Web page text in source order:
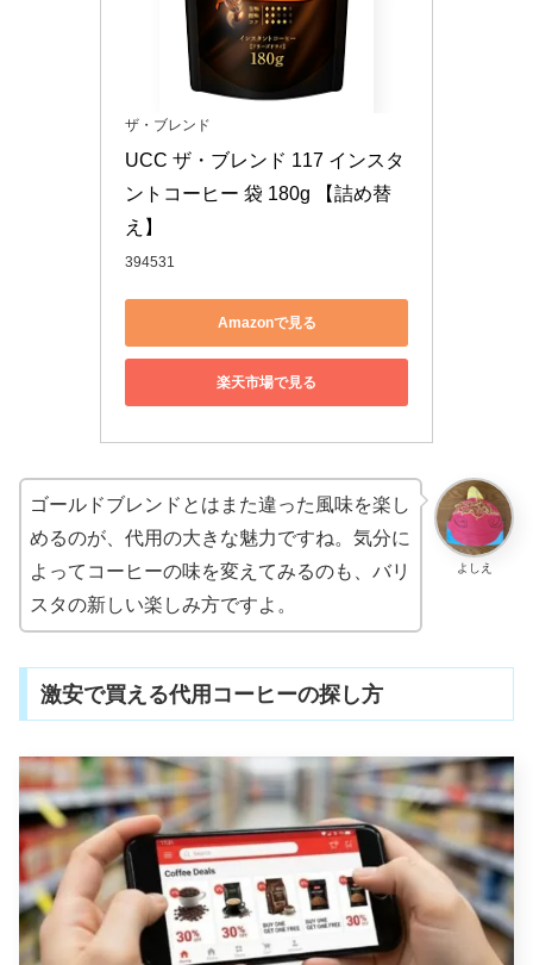
ザ・ブレンド
UCC ザ・ブレンド 117 インスタ
ントコーヒー 袋 180g 【詰め替
え】
394531
Amazonで見る
楽天市場で見る
よしえ
ゴールドブレンドとはまた違った風味を楽し
めるのが、代用の大きな魅力ですね。気分に
よってコーヒーの味を変えてみるのも、バリ
スタの新しい楽しみ方ですよ。
激安で買える代用コーヒーの探し方